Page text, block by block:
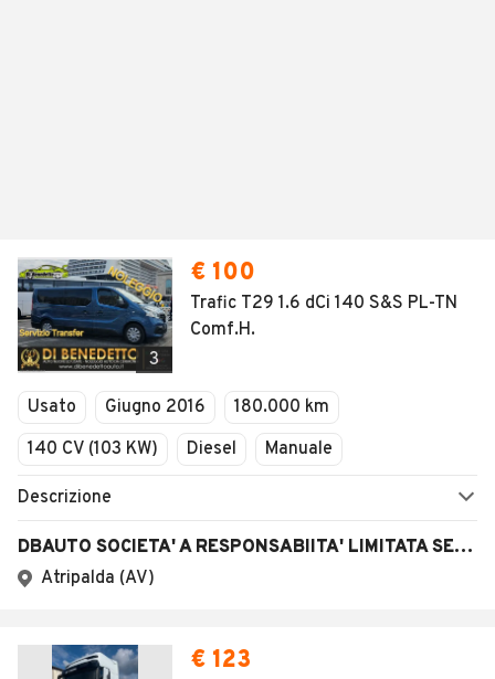
3
€ 100
Trafic T29 1.6 dCi 140 S&S PL-TN
Comf.H.
Usato Giugno 2016
180.000 km
140 CV (103 KW)
Diesel Manuale
Descrizione
DBAUTO SOCIETA' A RESPONSABIITA' LIMITATA SEMPLIFICATA
Atripalda (AV)
€ 123